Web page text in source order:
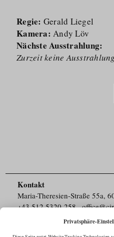
Regie: Gerald Liegel
Kamera:Andy Löv
Nächste Ausstrahlung:
Zurzeit keine Ausstrahlung
Kontakt
Maria-Theresien-Straße 55a,
+43.512.5320-258,